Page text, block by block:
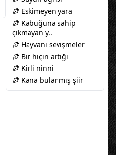
Eskimeyen yara
Kabuğuna sahip
çıkmayan y..
Hayvani sevişmeler
Bir hiçin artığı
Kirli ninni
Kana bulanmış şiir